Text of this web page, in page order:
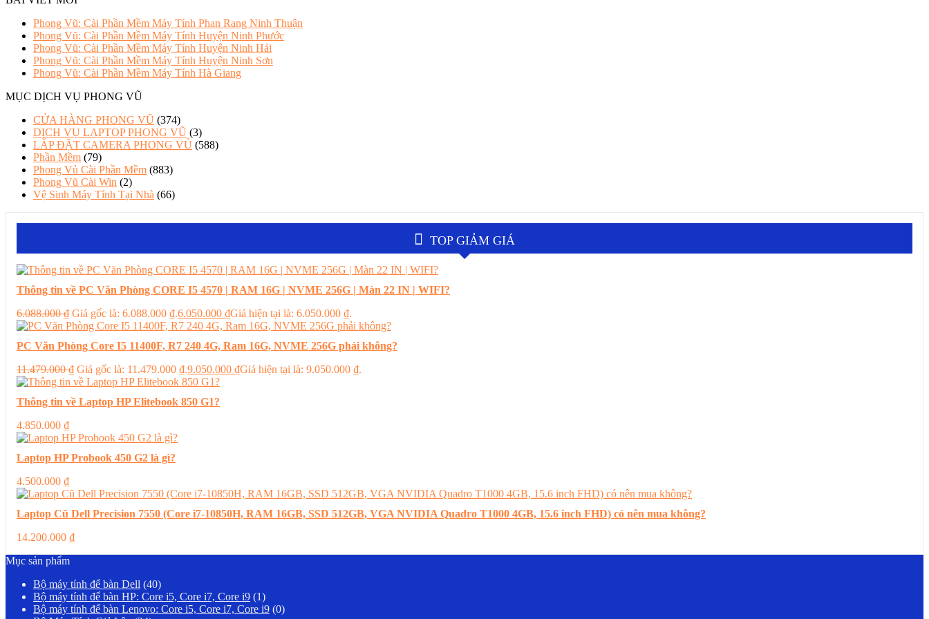
Phong Vũ: Cài Phần Mềm Máy Tính Phan Rang Ninh Thuận
Phong Vũ: Cài Phần Mềm Máy Tính Huyện Ninh Phước
Phong Vũ: Cài Phần Mềm Máy Tính Huyện Ninh Hải
Phong Vũ: Cài Phần Mềm Máy Tính Huyện Ninh Sơn
Phong Vũ: Cài Phần Mềm Máy Tính Hà Giang
MỤC DỊCH VỤ PHONG VŨ
CỬA HÀNG PHONG VŨ (374)
DỊCH VỤ LAPTOP PHONG VŨ (3)
LẮP ĐẶT CAMERA PHONG VỦ (588)
Phần Mềm (79)
Phong Vủ Cài Phần Mềm (883)
Phong Vũ Cài Win (2)
Vệ Sinh Máy Tính Tại Nhà (66)
TOP GIẢM GIÁ
Thông tin về PC Văn Phòng CORE I5 4570 | RAM 16G | NVME 256G | Màn 22 IN | WIFI?
6.088.000₫ Giá gốc là: 6.088.000 ₫.6.050.000 ₫Giá hiện tại là: 6.050.000 ₫.
PC Văn Phòng Core I5 11400F, R7 240 4G, Ram 16G, NVME 256G phải không?
11.479.000₫ Giá gốc là: 11.479.000 ₫.9.050.000 ₫Giá hiện tại là: 9.050.000 ₫.
Thông tin về Laptop HP Elitebook 850 G1?
4.850.000 ₫
Laptop HP Probook 450 G2 là gì?
4.500.000 ₫
Laptop Cũ Dell Precision 7550 (Core i7-10850H, RAM 16GB, SSD 512GB, VGA NVIDIA Quadro T1000 4GB, 15.6 inch FHD) có nên mua không?
14.200.000 ₫
Mục sản phẩm
Bộ máy tính để bàn Dell (40)
Bộ máy tính để bàn HP: Core i5, Core i7, Core i9 (1)
Bộ máy tính để bàn Lenovo: Core i5, Core i7, Core i9 (0)